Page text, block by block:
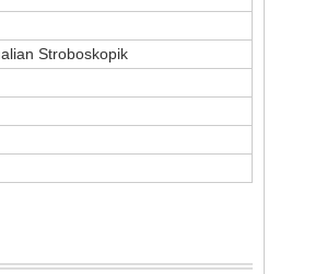
Stroboskopik